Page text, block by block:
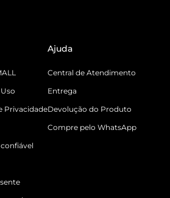
Privacidade
Ajuda
Central de Atendimento
Entrega
Devolução do Produto
Compre pelo WhatsApp